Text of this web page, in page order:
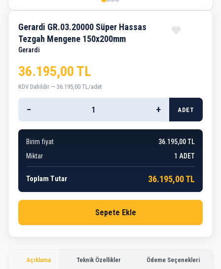
Açıklama Teknik Özellikler Ödeme Seçenekleri
Gerardi GR.03.20000 Süper Hassas
Tezgah Mengene 150x200mm
Gerardi
36.195,00 TL
KDV Dahildir — 36.195,00 TL/adet
− + ADET
Birim fiyat
36.195,00 TL
Miktar
1 ADET
Toplam Tutar 36.195,00 TL
Sepete Ekle